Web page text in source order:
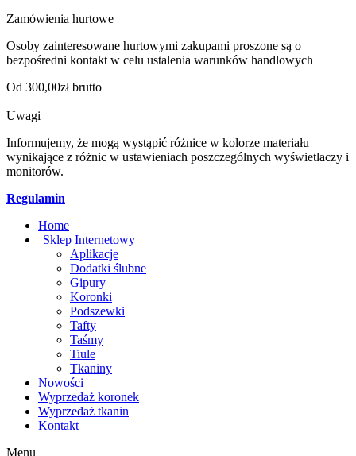
Zamówienia hurtowe
Osoby zainteresowane hurtowymi zakupami proszone są o
bezpośredni kontakt w celu ustalenia warunków handlowych
Od 300,00zł brutto
Uwagi
Informujemy, że mogą wystąpić różnice w kolorze materiału
wynikające z różnic w ustawieniach poszczególnych wyświetlaczy i
monitorów.
Regulamin
Home
Sklep Internetowy
Aplikacje
Dodatki ślubne
Gipury
Koronki
Podszewki
Tafty
Taśmy
Tiule
Tkaniny
Nowości
Wyprzedaż koronek
Wyprzedaż tkanin
Kontakt
Menu